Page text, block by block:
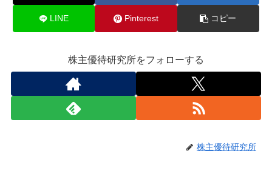
LINE Pinterest コピー
株主優待研究所をフォローする
株主優待研究所